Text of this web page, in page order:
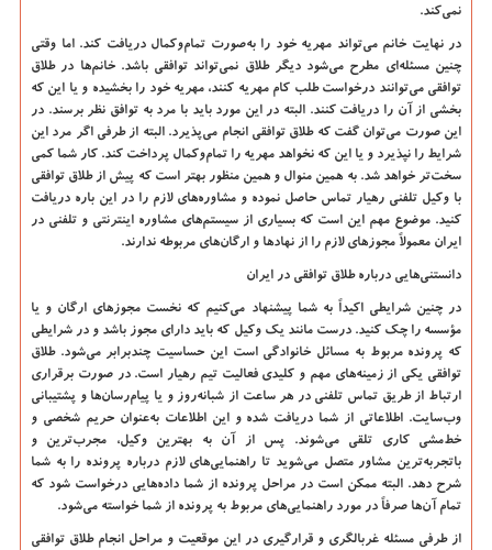
نمی‌کند.
در نهایت خانم می‌تواند مهریه خود را به‌صورت تمام‌وکمال دریافت کند. اما وقتی
چنین مسئله‌ای مطرح می‌شود دیگر طلاق نمی‌تواند توافقی باشد. خانم‌ها در طلاق
توافقی می‌توانند درخواست طلب کام مهریه کنند، مهریه خود را بخشیده و یا این که
بخشی از آن را دریافت کنند. البته در این مورد باید با مرد به توافق نظر برسند. در
این صورت می‌توان گفت که طلاق توافقی انجام می‌پذیرد. البته از طرفی اگر مرد این
شرایط را نپذیرد و یا این که نخواهد مهریه را تمام‌وکمال پرداخت کند. کار شما کمی
سخت‌تر خواهد شد. به همین منوال و همین منظور بهتر است که پیش از طلاق توافقی
با وکیل تلفنی رهیار تماس حاصل نموده و مشاوره‌های لازم را در این باره دریافت
کنید. موضوع مهم این است که بسیاری از سیستم‌های مشاوره اینترنتی و تلفنی در
ایران معمولاً مجوزهای لازم را از نهادها و ارگان‌های مربوطه ندارند.
دانستنی‌هایی درباره طلاق توافقی در ایران
در چنین شرایطی اکیداً به شما پیشنهاد می‌کنیم که نخست مجوزهای ارگان و یا
مؤسسه را چک کنید. درست مانند یک وکیل که باید دارای مجوز باشد و در شرایطی
که پرونده مربوط به مسائل خانوادگی است این حساسیت چندبرابر می‌شود. طلاق
توافقی یکی از زمینه‌های مهم و کلیدی فعالیت تیم رهیار است. در صورت برقراری
ارتباط از طریق تماس تلفنی در هر ساعت از شبانه‌روز و یا پیام‌رسان‌ها و پشتیبانی
وب‌سایت. اطلاعاتی از شما دریافت شده و این اطلاعات به‌عنوان حریم شخصی و
خط‌مشی کاری تلقی می‌شوند. پس از آن به بهترین وکیل، مجرب‌ترین و
باتجربه‌ترین مشاور متصل می‌شوید تا راهنمایی‌های لازم درباره پرونده را به شما
شرح دهد. البته ممکن است در مراحل پرونده از شما داده‌هایی درخواست شود که
تمام آن‌ها صرفاً در مورد راهنمایی‌های مربوط به پرونده از شما خواسته می‌شود.
از طرفی مسئله غربالگری و قرارگیری در این موقعیت و مراحل انجام طلاق توافقی